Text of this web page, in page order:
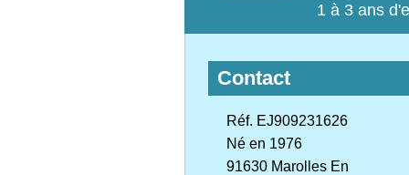
1 à 3 ans
Contact
Réf. EJ909231626
Né en 1976
91630 Marolles En